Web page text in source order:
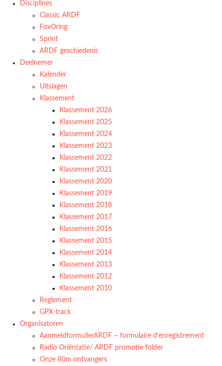
Disciplines
Classic ARDF
FoxOring
Sprint
ARDF geschiedenis
Deelnemer
Kalender
Uitslagen
Klassement
Klassement 2026
Klassement 2025
Klassement 2024
Klassement 2023
Klassement 2022
Klassement 2021
Klassement 2020
Klassement 2019
Klassement 2018
Klassement 2017
Klassement 2016
Klassement 2015
Klassement 2014
Klassement 2013
Klassement 2012
Klassement 2010
Reglement
GPX-track
Organisatoren
AanmeldformulierARDF – formulaire d’enregistrement
Radio Oriëntatie/ ARDF promotie folder
Onze 80m ontvangers